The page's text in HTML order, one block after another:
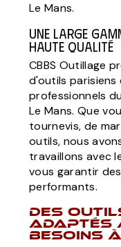
Le Mans.
Une large
haute qualité
CBBS Outillage
d'outils
professionnels
Le Mans. Que
tournevis, de
outils, nous
travaillons avec
vous garantir
performants.
Des
adaptés
besoins